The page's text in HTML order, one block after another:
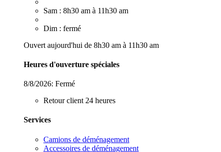
Sam : 8h30 am à 11h30 am
Dim : fermé
Ouvert aujourd'hui de 8h30 am à 11h30 am
Heures d'ouverture spéciales
8/8/2026: Fermé
Retour client 24 heures
Services
Camions de déménagement
Accessoires de déménagement